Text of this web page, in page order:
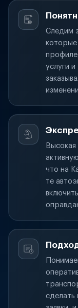
Следим
которые
услуги
Высокая
что на
те
сделать